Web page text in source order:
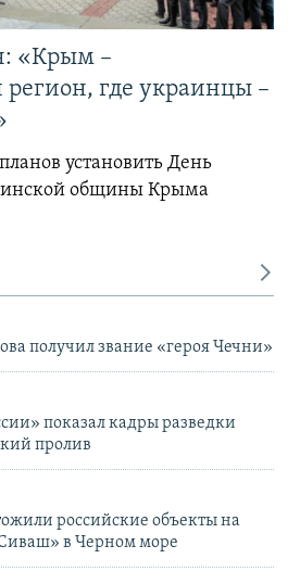
«Крым –
где украинцы –
установить День
общины Крыма
получил звание «героя Чечни»
показал кадры разведки
пролив
российские объекты на
в Черном море